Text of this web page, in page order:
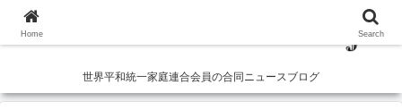
世界平和統一家庭連合会員の合同ニュースブログ
Home Search